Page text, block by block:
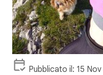
Pubblicato il: 15